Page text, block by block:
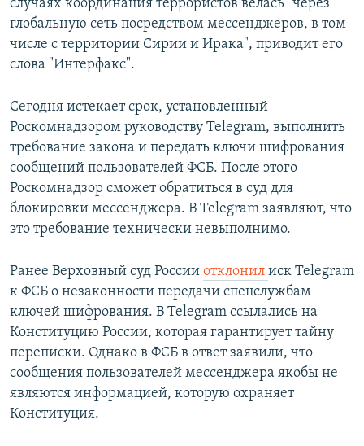
случаях координация террористов велась "через
глобальную сеть посредством мессенджеров, в том
числе с территории Сирии и Ирака", приводит его
слова "Интерфакс".
Сегодня истекает срок, установленный
Роскомнадзором руководству Telegram, выполнить
требование закона и передать ключи шифрования
сообщений пользователей ФСБ. После этого
Роскомнадзор сможет обратиться в суд для
блокировки мессенджера. В Telegram заявляют, что
это требование технически невыполнимо.
Ранее Верховный суд России отклонил иск Telegram
к ФСБ о незаконности передачи спецслужбам
ключей шифрования. В Telegram ссылались на
Конституцию России, которая гарантирует тайну
переписки. Однако в ФСБ в ответ заявили, что
сообщения пользователей мессенджера якобы не
являются информацией, которую охраняет
Конституция.